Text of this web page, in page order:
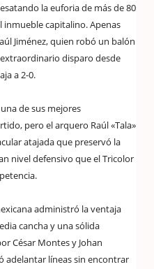
la euforia de más de 80
capitalino. Apenas
Jiménez, quien robó un balón
disparo desde
a 2-0.
de sus mejores
pero el arquero Raúl «Tala»
atajada que preservó la
nivel defensivo que el Tricolor
administró la ventaja
cancha y una sólida
César Montes y Johan
adelantar líneas sin encontrar